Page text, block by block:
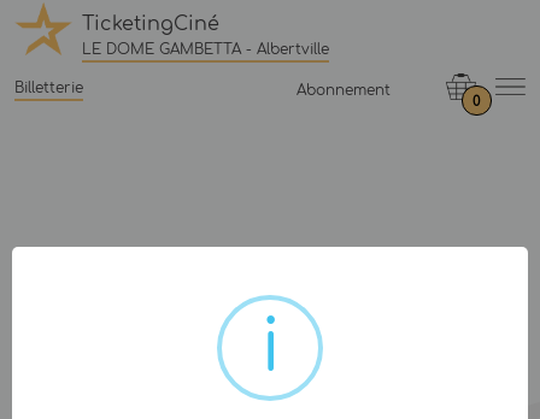
TicketingCiné
LE DOME GAMBETTA - Albertville
Billetterie Abonnement
0